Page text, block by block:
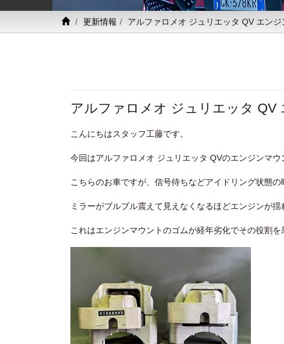
更新情報 アルファロメオ ジュリエッタ QV エン
アルファロメオ ジュリエッタ QV
こんにちはスタッフ工藤です。
今回はアルファロメオ ジュリエッタ QVのエンジンマウ
こちらのお車ですが、信号待ちなどアイドリング状態の
ミラーがブルブル震えて見えなくなるほどエンジンが揺
これはエンジンマウントのゴムが経年劣化でその役割を